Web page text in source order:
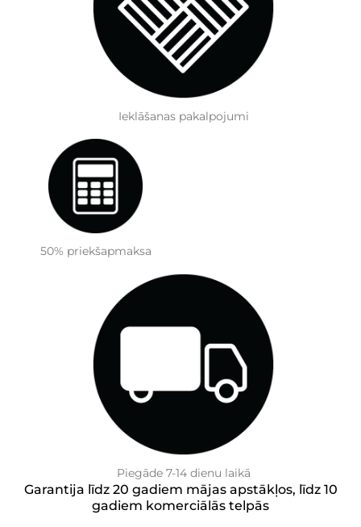
Ieklāšanas pakalpojumi
50% priekšapmaksa
Piegāde 7-14 dienu laikā
Garantija līdz 20 gadiem mājas apstākļos, līdz 10
gadiem komerciālās telpās